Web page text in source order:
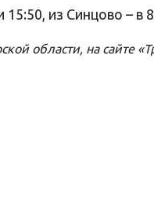
из Синцово – в
области, на сайте